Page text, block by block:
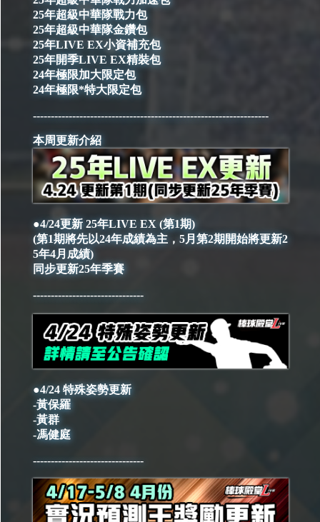
25年超級中華隊戰力包
25年超級中華隊金鑽包
25年LIVE EX小資補充包
25年開季LIVE EX精裝包
24年極限加大限定包
24年極限*特大限定包
------------------------------------------------------------------
本周更新介紹
●4/24更新 25年LIVE EX (第1期)
​​​​​​​(第1期將先以24年成績為主，5月第2期開始將更新2
5年4月成績)
同步更新25年季賽
-------------------------------
●4/24 特殊姿勢更新
-黃保羅
-黃群
-馮健庭
-------------------------------